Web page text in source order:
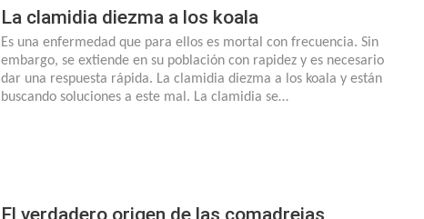
La clamidia diezma a los koala
Es una enfermedad que para ellos es mortal con frecuencia. Sin
embargo, se extiende en su población con rapidez y es necesario
dar una respuesta rápida. La clamidia diezma a los koala y están
buscando soluciones a este mal. La clamidia se…
El verdadero origen de las comadrejas